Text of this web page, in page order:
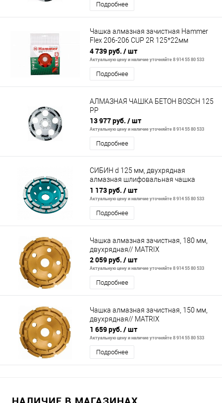
Подробнее
Чашка алмазная зачистная Hammer
Flex 206-206 CUP 2R 125*22мм
двухрядная
4 739 руб. / шт
Актуальную цену и наличие уточняйте 8 914 55 80 533
Подробнее
АЛМАЗНАЯ ЧАШКА БЕТОН BOSCH 125
РР
13 977 руб. / шт
Актуальную цену и наличие уточняйте 8 914 55 80 533
Подробнее
СИБИН d 125 мм, двухрядная
алмазная шлифовальная чашка
(33441-125)
1 173 руб. / шт
Актуальную цену и наличие уточняйте 8 914 55 80 533
Подробнее
Чашка алмазная зачистная, 180 мм,
двухрядная// MATRIX
2 059 руб. / шт
Актуальную цену и наличие уточняйте 8 914 55 80 533
Подробнее
Чашка алмазная зачистная, 150 мм,
двухрядная// MATRIX
1 659 руб. / шт
Актуальную цену и наличие уточняйте 8 914 55 80 533
Подробнее